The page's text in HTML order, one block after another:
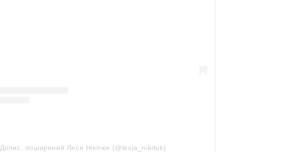
Допис, поширений Леся Нікітюк (@lesia_nikituk)